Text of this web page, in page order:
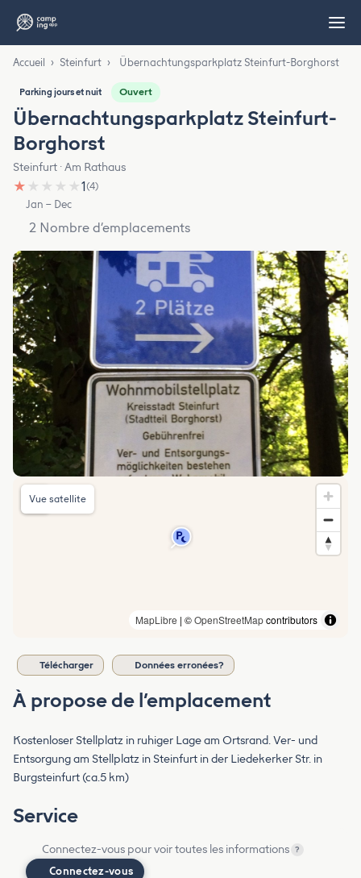
Accueil › Steinfurt › Übernachtungsparkplatz Steinfurt-Borghorst
Parking jours et nuit Ouvert
Übernachtungsparkplatz Steinfurt-
Borghorst
Steinfurt · Am Rathaus
★ ★ ★ ★ ★1(4)
Jan – Dec
2 Nombre d’emplacements
MapLibre | ©OpenStreetMapcontributors
Vue satellite
Télécharger Données erronées?
À propose de l’emplacement
Kostenloser Stellplatz in ruhiger Lage am Ortsrand. Ver- und
Entsorgung am Stellplatz in Steinfurt in der Liedekerker Str. in
Burgsteinfurt (ca.5 km)
Service
Connectez-vous pour voir toutes les informations ?
Connectez-vous